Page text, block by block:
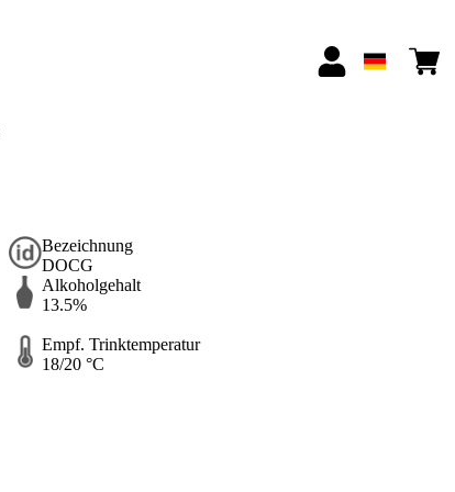
Bezeichnung
DOCG
Alkoholgehalt
13.5%
Empf. Trinktemperatur
18/20 °C